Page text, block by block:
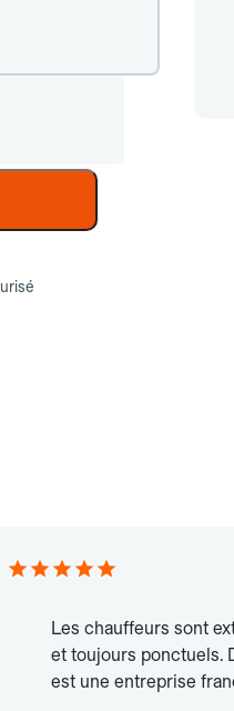
Les chauffeurs sont
et toujours ponctuels.
est une entreprise